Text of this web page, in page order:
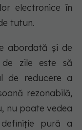
electronice în
tutun.
abordată și de
zile este să
de reducere a
rezonabilă,
nu poate vedea
pură a